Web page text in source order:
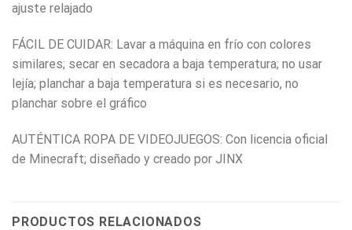
ajuste relajado
FÁCIL DE CUIDAR: Lavar a máquina en frío con colores
similares; secar en secadora a baja temperatura; no usar
lejía; planchar a baja temperatura si es necesario, no
planchar sobre el gráfico
AUTÉNTICA ROPA DE VIDEOJUEGOS: Con licencia oficial
de Minecraft; diseñado y creado por JINX
PRODUCTOS RELACIONADOS